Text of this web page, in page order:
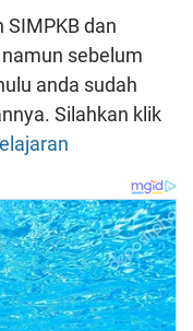
dan
sebelum
anda sudah
Silahkan klik